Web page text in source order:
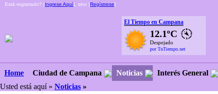
Está registrado? [Ingrese Aquí], sino [Regístrese]
El Tiempo en Campana
12.1ºC
Despejado
por TuTiempo.net
Home Ciudad de Campana Noticias
Interés General
Usted está aquí » Noticias »